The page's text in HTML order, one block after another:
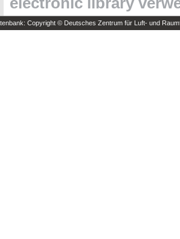
Copyright © Deutsches Zentrum für Luft- und